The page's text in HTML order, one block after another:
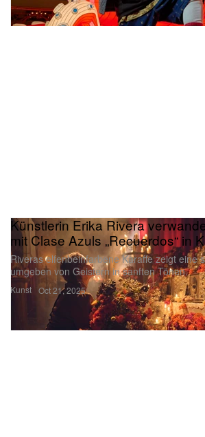
Kunst
Künstlerin Erika Rivera
mit Clase Azuls „Recuerdos“ in
Riveras elfenbeinfarbene Karaffe zeigt eine
umgeben von Geistern in sanften Tönen.
Oct 21, 2025